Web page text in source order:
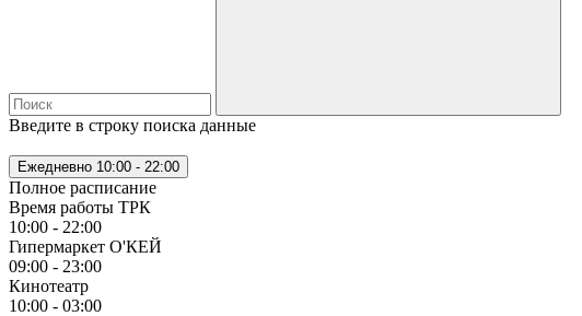
Введите в строку поиска данные
Ежедневно 10:00 - 22:00
Полное расписание
Время работы ТРК
10:00 - 22:00
Гипермаркет О'КЕЙ
09:00 - 23:00
Кинотеатр
10:00 - 03:00